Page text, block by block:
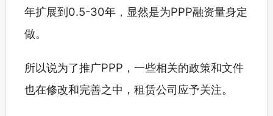
年扩展到0.5-30年，显然是为PPP融资量身定
做。
所以说为了推广PPP，一些相关的政策和文件
也在修改和完善之中，租赁公司应予关注。